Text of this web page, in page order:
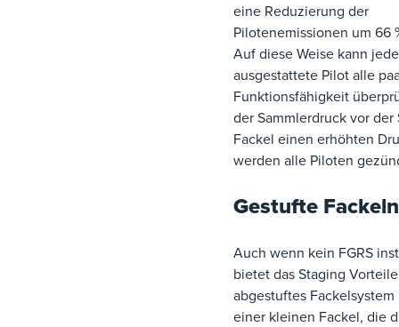
eine Reduzierung der
Pilotenemissionen um 66
Auf diese Weise kann
ausgestattete Pilot alle
Funktionsfähigkeit
der Sammlerdruck vor der
Fackel einen erhöhten
werden alle Piloten
Gestufte Fackeln
Auch wenn kein FGRS
bietet das Staging
abgestuftes
einer kleinen Fackel, die